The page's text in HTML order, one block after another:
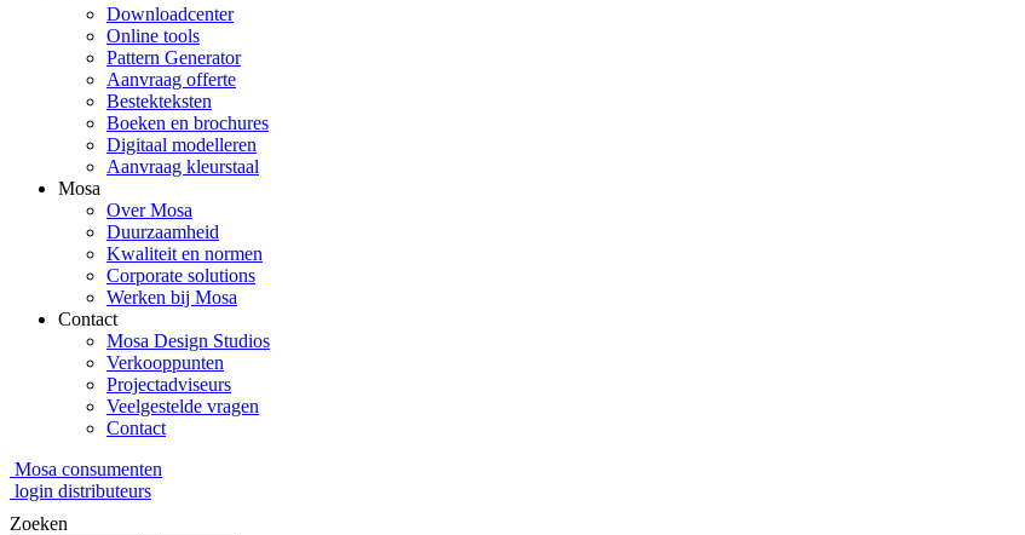
Downloadcenter
Online tools
Pattern Generator
Aanvraag offerte
Bestekteksten
Boeken en brochures
Digitaal modelleren
Aanvraag kleurstaal
Mosa
Over Mosa
Duurzaamheid
Kwaliteit en normen
Corporate solutions
Werken bij Mosa
Contact
Mosa Design Studios
Verkooppunten
Projectadviseurs
Veelgestelde vragen
Contact
Mosa consumenten
login distributeurs
Zoeken